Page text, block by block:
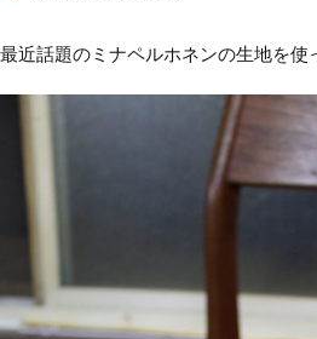
最近話題のミナペルホネンの生地を使